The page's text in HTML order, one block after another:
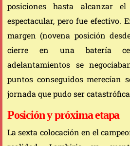
posiciones hasta alcanzar
espectacular, pero fue efectivo.
margen (novena posición
cierre en una batería
adelantamientos se
puntos conseguidos merecían
jornada que pudo ser
Posición y próxima etapa
La sexta colocación en el